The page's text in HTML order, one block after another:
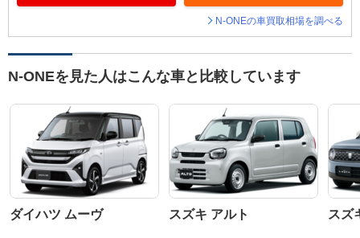
N-ONEの車買取相場を調べる
N-ONEを見た人はこんな車と比較しています
ダイハツ ムーヴ スズキ アルト スズ